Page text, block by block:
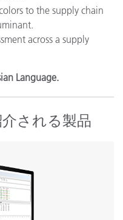
to the supply chain
across a supply
Language.
される製品